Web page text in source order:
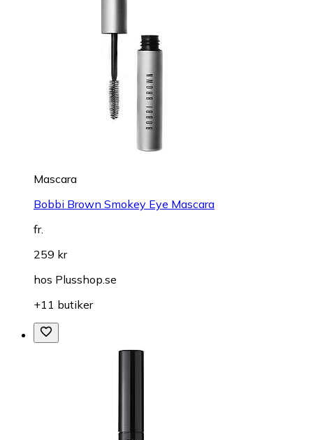
Mascara
Bobbi Brown Smokey Eye Mascara
fr.
259 kr
hos Plusshop.se
+11 butiker